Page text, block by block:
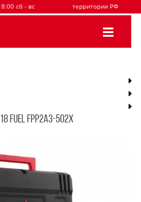
сб - вс
территории РФ
FUEL FPP2A3-502X